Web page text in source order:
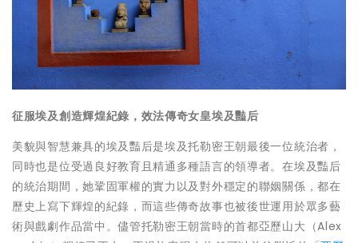
征服埃及創造輝煌紀錄，效法傳奇女皇埃及豔后
美貌與智慧兼具的埃及豔后是埃及托勒密王朝最後一位統治者，
同時也是位受過良好教育且精通多種語言的領導者。在埃及豔后
的統治期間，她鞏固軍權的實力以及對外穩定的聯姻關係，都在
歷史上寫下輝煌的紀錄，而這些傳奇故事也被後世運用於眾多藝
術與戲劇作品當中。儘管托勒密王朝當時的首都亞歷山大（Alex